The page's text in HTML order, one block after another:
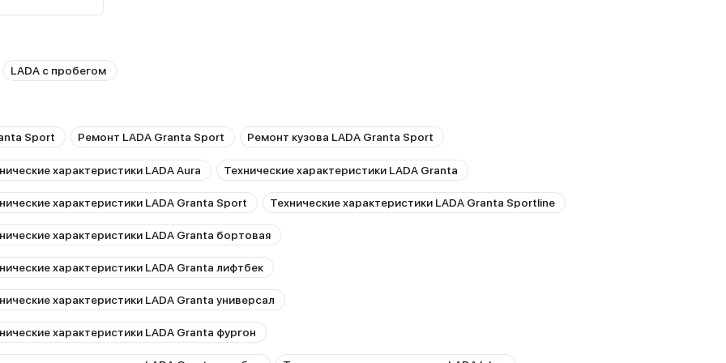
Sport
таки
также на
отлично
даже
не
мощно и
в
газовой
LADA с пробегом
Sport Ремонт LADA Granta Sport Ремонт кузова LADA Granta Sport
характеристики LADA Aura Технические характеристики LADA Granta
характеристики LADA Granta Sport Технические характеристики LADA Granta Sportline
характеристики LADA Granta бортовая
характеристики LADA Granta лифтбек
характеристики LADA Granta универсал
характеристики LADA Granta фургон